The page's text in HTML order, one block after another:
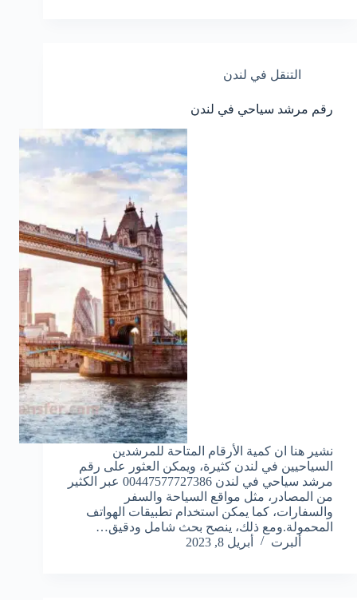
التنقل في لندن
رقم مرشد سياحي في لندن
نشير هنا ان كمية الأرقام المتاحة للمرشدين
السياحيين في لندن كثيرة، ويمكن العثور على رقم
مرشد سياحي في لندن 00447577727386 عبر الكثير
من المصادر، مثل مواقع السياحة والسفر
والسفارات، كما يمكن استخدام تطبيقات الهواتف
المحمولة.ومع ذلك، ينصح بحث شامل ودقيق…
ألبرت
أبريل 8, 2023